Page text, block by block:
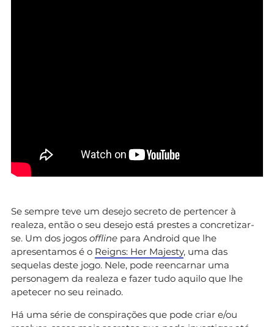
Se sempre teve um desejo secreto de pertencer à
realeza, então o seu desejo está prestes a concretizar-
se. Um dos jogos offline para Android que lhe
apresentamos é o Reigns: Her Majesty, uma das
sequelas deste jogo. Nele, pode reencarnar uma
personagem da realeza e fazer tudo aquilo que lhe
apetecer no seu reinado.
Há uma série de conspirações que pode criar e/ou